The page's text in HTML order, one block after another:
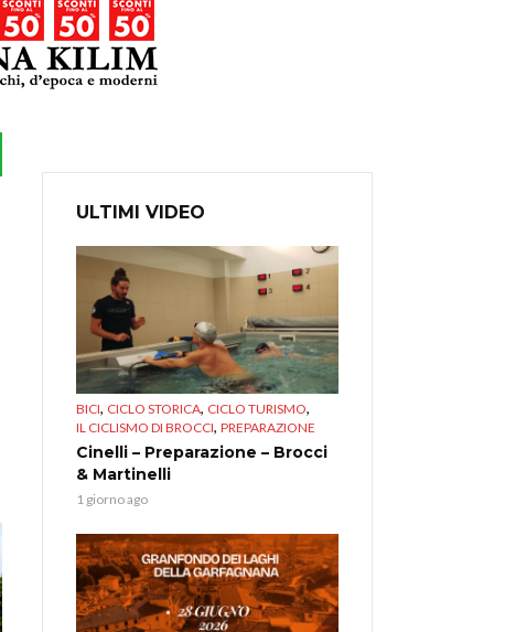
ULTIMI VIDEO
BICI, CICLO STORICA, CICLO TURISMO,
IL CICLISMO DI BROCCI, PREPARAZIONE
Cinelli – Preparazione – Brocci
& Martinelli
1 giorno ago